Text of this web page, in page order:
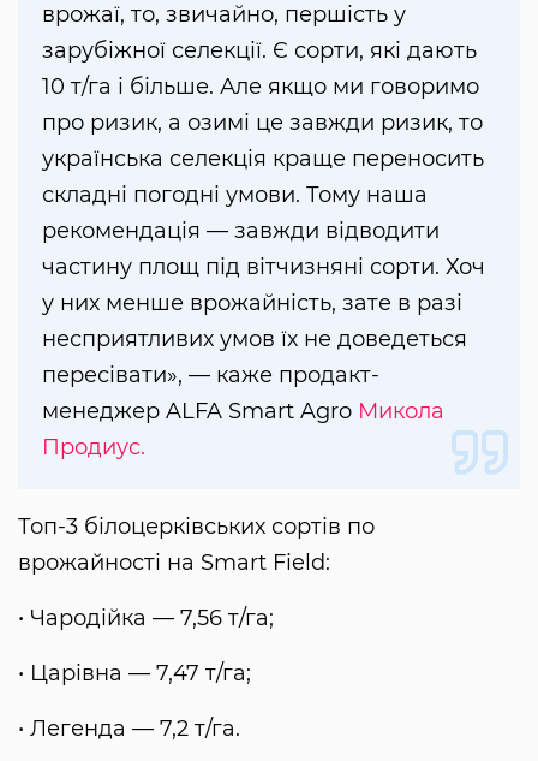
врожаї, то, звичайно, першість у
зарубіжної селекції. Є сорти, які дають
10 т/га і більше. Але якщо ми говоримо
про ризик, а озимі це завжди ризик, то
українська селекція краще переносить
складні погодні умови. Тому наша
рекомендація — завжди відводити
частину площ під вітчизняні сорти. Хоч
у них менше врожайність, зате в разі
несприятливих умов їх не доведеться
пересівати», — каже продакт-
менеджер ALFA Smart Agro Микола
Продиус.
Топ-3 білоцерківських сортів по
врожайності на Smart Field:
• Чародійка — 7,56 т/га;
• Царівна — 7,47 т/га;
• Легенда — 7,2 т/га.